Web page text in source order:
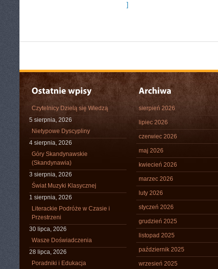
]
Czytelnicy Dzielą się Wiedzą
5 sierpnia, 2026
Nietypowe Dyscypliny
4 sierpnia, 2026
Góry Skandynawskie
(Skandynawia)
3 sierpnia, 2026
Świat Muzyki Klasycznej
1 sierpnia, 2026
Literackie Podróże w Czasie i
Przestrzeni
30 lipca, 2026
Wasze Doświadczenia
28 lipca, 2026
Poradniki i Edukacja
sierpień 2026
lipiec 2026
czerwiec 2026
maj 2026
kwiecień 2026
marzec 2026
luty 2026
styczeń 2026
grudzień 2025
listopad 2025
październik 2025
wrzesień 2025